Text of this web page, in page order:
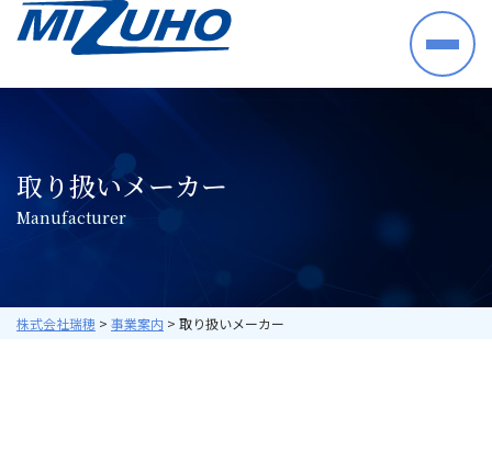
HOME
半導体・電子部品・材料
産業機械・制御機器
空調機器・住宅設備機器
取り扱いメーカー
取り扱いメーカー
Manufacturer
株式会社瑞穂 > 事業案内 > 取り扱いメーカー